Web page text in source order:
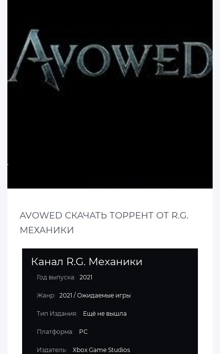
AVOWED СКАЧАТЬ ТОРРЕНТ ОТ R.G.
МЕХАНИКИ
Канал R.G. Механики
Год выпуска: 2021
Жанр: 2021 / Ожидаемые игры
Тип Издания: Ещё не вышла
Платформа: PC
Издатель: Xbox Game Studios